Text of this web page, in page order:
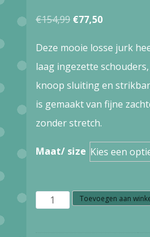
€154,99 Oorspronkelijke
€77,50Huidige
Deze mooie losse jurk
laag ingezette
knoop sluiting en
is gemaakt van fijne
zonder stretch.
Maat/ size
W16.9
Toevoegen aan